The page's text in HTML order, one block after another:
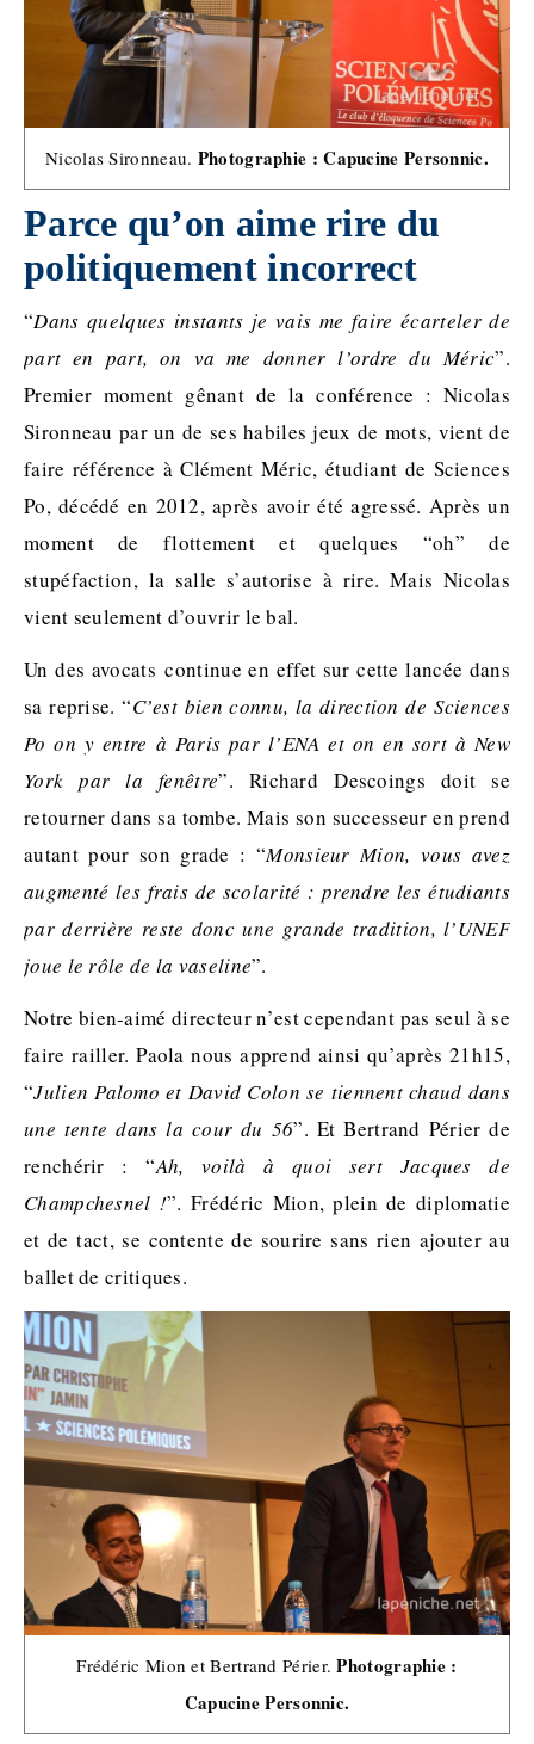
Nicolas Sironneau. Photographie : Capucine Personnic.
Parce qu’on aime rire du
politiquement incorrect
“Dans quelques instants je vais me faire écarteler de
part en part, on va me donner l’ordre du Méric”.
Premier moment gênant de la conférence : Nicolas
Sironneau par un de ses habiles jeux de mots, vient de
faire référence à Clément Méric, étudiant de Sciences
Po, décédé en 2012, après avoir été agressé. Après un
moment de flottement et quelques “oh” de
stupéfaction, la salle s’autorise à rire. Mais Nicolas
vient seulement d’ouvrir le bal.
Un des avocats continue en effet sur cette lancée dans
sa reprise. “C’est bien connu, la direction de Sciences
Po on y entre à Paris par l’ENA et on en sort à New
York par la fenêtre”. Richard Descoings doit se
retourner dans sa tombe. Mais son successeur en prend
autant pour son grade : “Monsieur Mion, vous avez
augmenté les frais de scolarité : prendre les étudiants
par derrière reste donc une grande tradition, l’UNEF
joue le rôle de la vaseline”.
Notre bien-aimé directeur n’est cependant pas seul à se
faire railler. Paola nous apprend ainsi qu’après 21h15,
“Julien Palomo et David Colon se tiennent chaud dans
une tente dans la cour du 56”. Et Bertrand Périer de
renchérir : “Ah, voilà à quoi sert Jacques de
Champchesnel !”. Frédéric Mion, plein de diplomatie
et de tact, se contente de sourire sans rien ajouter au
ballet de critiques.
Frédéric Mion et Bertrand Périer. Photographie :
Capucine Personnic.